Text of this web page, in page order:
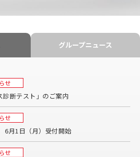
グループニュース
せ
診断テスト」のご案内
せ
月1日（月）受付開始
せ